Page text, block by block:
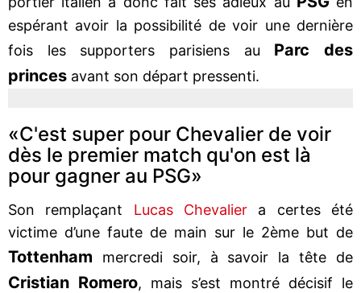
espérant avoir la possibilité de voir une dernière
fois les supporters parisiens au Parc des
princes avant son départ pressenti.
«C'est super pour Chevalier de voir
dès le premier match qu'on est là
pour gagner au PSG»
Son remplaçant Lucas Chevalier a certes été
victime d’une faute de main sur le 2ème but de
Tottenham mercredi soir, à savoir la tête de
Cristian Romero, mais s’est montré décisif le